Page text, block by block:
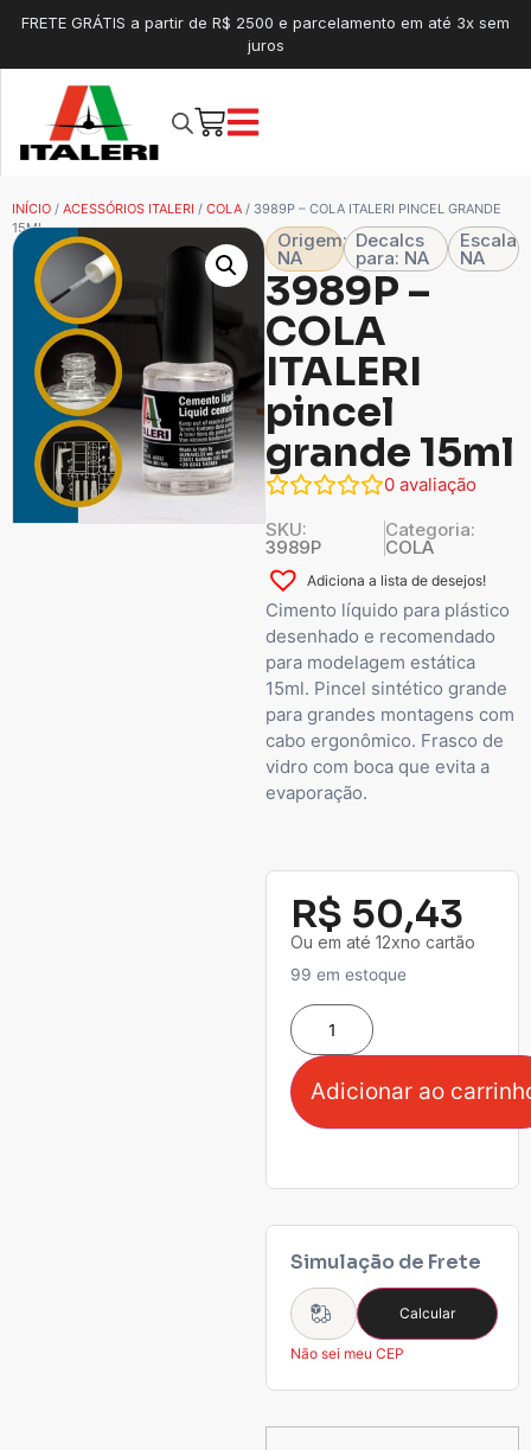
FRETE GRÁTIS a partir de R$ 2500 e parcelamento em até 3x sem
juros
INÍCIO / ACESSÓRIOS ITALERI / COLA / 3989P – COLA ITALERI PINCEL GRANDE
15ML
Origem:
NA
Decalcs
para: NA
Escala
NA
3989P –
COLA
ITALERI
pincel
grande 15ml
0 avaliação
SKU:
3989P
Categoria:
COLA
Adiciona a lista de desejos!
Cimento líquido para plástico
desenhado e recomendado
para modelagem estática
15ml. Pincel sintético grande
para grandes montagens com
cabo ergonômico. Frasco de
vidro com boca que evita a
evaporação.
R$ 50,43
Ou em até 12xno cartão
99 em estoque
Adicionar ao
Simulação de Frete
Calcular
Não sei meu CEP